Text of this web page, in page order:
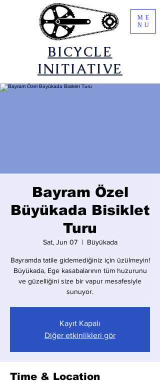
​BICYCLE
INITIATIVE
ME
NU
Bayram Özel
Büyükada Bisiklet
Turu
Sat, Jun 07
  |
Büyükada
Bayramda tatile gidemediğiniz için üzülmeyin!
Büyükada, Ege kasabalarının tüm huzurunu
ve güzelliğini size bir vapur mesafesiyle
sunuyor.
Kayıt Kapalı
Diğer etkinlikleri gör
Time & Location